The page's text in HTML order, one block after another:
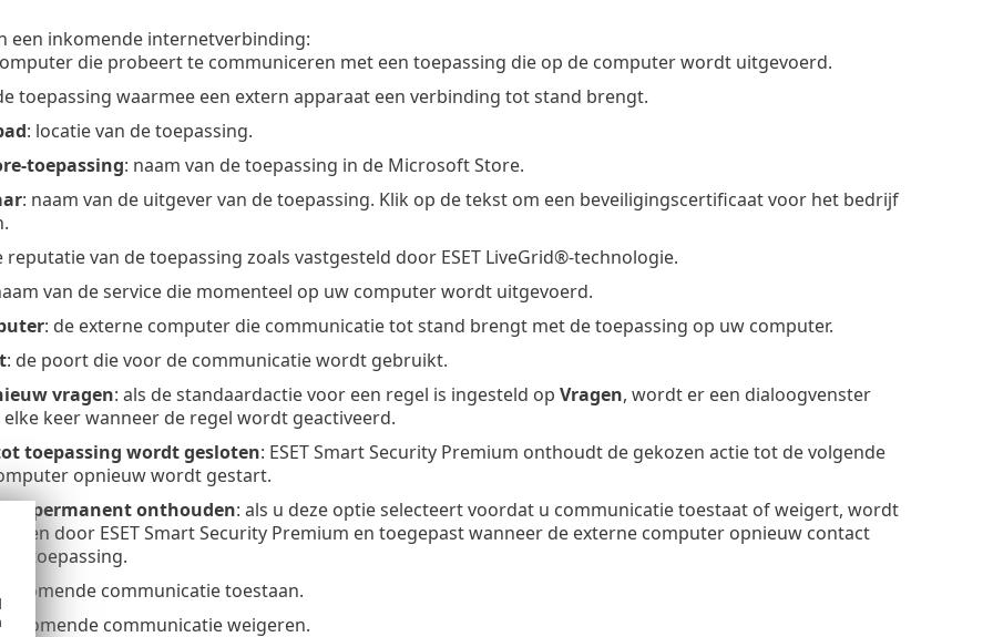
een inkomende internetverbinding:
die probeert te communiceren met een toepassing die op de computer wordt uitgevoerd.
toepassing waarmee een extern apparaat een verbinding tot stand brengt.
: locatie van de toepassing.
toepassing: naam van de toepassing in de Microsoft Store.
: naam van de uitgever van de toepassing. Klik op de tekst om een beveiligingscertificaat voor het bedrijf
reputatie van de toepassing zoals vastgesteld door ESET LiveGrid®-technologie.
van de service die momenteel op uw computer wordt uitgevoerd.
: de externe computer die communicatie tot stand brengt met de toepassing op uw computer.
: de poort die voor de communicatie wordt gebruikt.
vragen: als de standaardactie voor een regel is ingesteld op Vragen, wordt er een dialoogvenster
keer wanneer de regel wordt geactiveerd.
toepassing wordt gesloten: ESET Smart Security Premium onthoudt de gekozen actie tot de volgende
opnieuw wordt gestart.
en permanent onthouden: als u deze optie selecteert voordat u communicatie toestaat of weigert, wordt
door ESET Smart Security Premium en toegepast wanneer de externe computer opnieuw contact
toepassing.
inkomende communicatie toestaan.
inkomende communicatie weigeren.